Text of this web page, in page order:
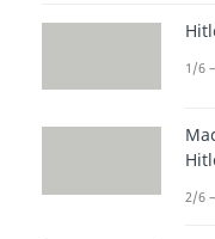
1/6
2/6